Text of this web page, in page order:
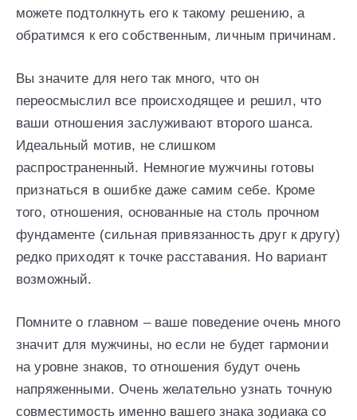
можете подтолкнуть его к такому решению, а
обратимся к его собственным, личным причинам.
Вы значите для него так много, что он
переосмыслил все происходящее и решил, что
ваши отношения заслуживают второго шанса.
Идеальный мотив, не слишком
распространенный. Немногие мужчины готовы
признаться в ошибке даже самим себе. Кроме
того, отношения, основанные на столь прочном
фундаменте (сильная привязанность друг к другу)
редко приходят к точке расставания. Но вариант
возможный.
Помните о главном – ваше поведение очень много
значит для мужчины, но если не будет гармонии
на уровне знаков, то отношения будут очень
напряженными. Очень желательно узнать точную
совместимость именно вашего знака зодиака со